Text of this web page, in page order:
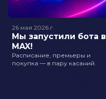
26 мая 2026 г.
Мы запустили бота в
MAX!
Расписание, премьеры и
покупка — в пару касаний.